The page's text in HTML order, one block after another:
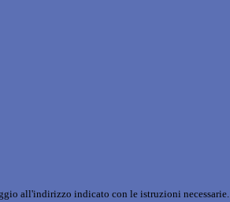
all'indirizzo indicato con le istruzioni necessarie.